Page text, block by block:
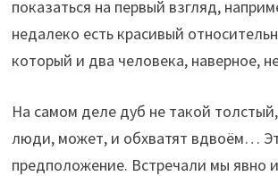
показаться на первый взгляд,
недалеко есть красивый
который и два человека, наверное,
На самом деле дуб не такой
люди, может, и обхватят вдвоём…
предположение. Встречали мы явно